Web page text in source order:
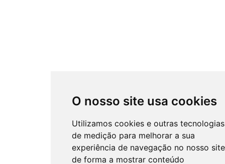
O nosso site usa cookies
Utilizamos cookies e outras tecnologias
de medição para melhorar a sua
experiência de navegação no nosso
de forma a mostrar conteúdo